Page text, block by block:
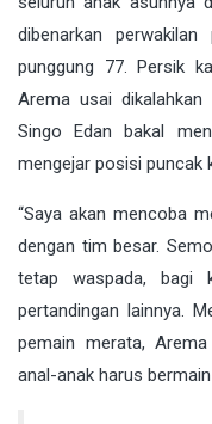
dibenarkan
punggung 77. Persik
Arema usai dikalahkan
Singo Edan bakal
mengejar posisi puncak
“Saya akan mencoba
dengan tim besar.
tetap waspada,
pertandingan lainnya.
pemain merata,
anal-anak harus